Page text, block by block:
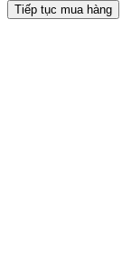
Tiếp tục mua hàng